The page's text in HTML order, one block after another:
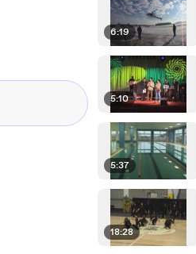
6:19
5:10
5:37
18:28